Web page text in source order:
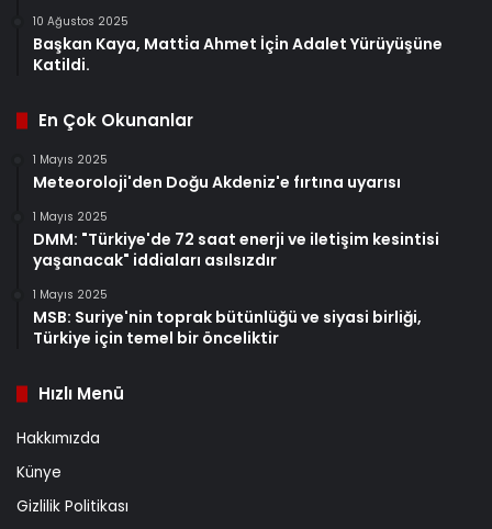
10 Ağustos 2025
Başkan Kaya, Matti̇a Ahmet İçi̇n Adalet Yürüyüşüne
Katildi.
En Çok Okunanlar
1 Mayıs 2025
Meteoroloji'den Doğu Akdeniz'e fırtına uyarısı
1 Mayıs 2025
DMM: "Türkiye'de 72 saat enerji ve iletişim kesintisi
yaşanacak" iddiaları asılsızdır
1 Mayıs 2025
MSB: Suriye'nin toprak bütünlüğü ve siyasi birliği,
Türkiye için temel bir önceliktir
Hızlı Menü
Hakkımızda
Künye
Gizlilik Politikası